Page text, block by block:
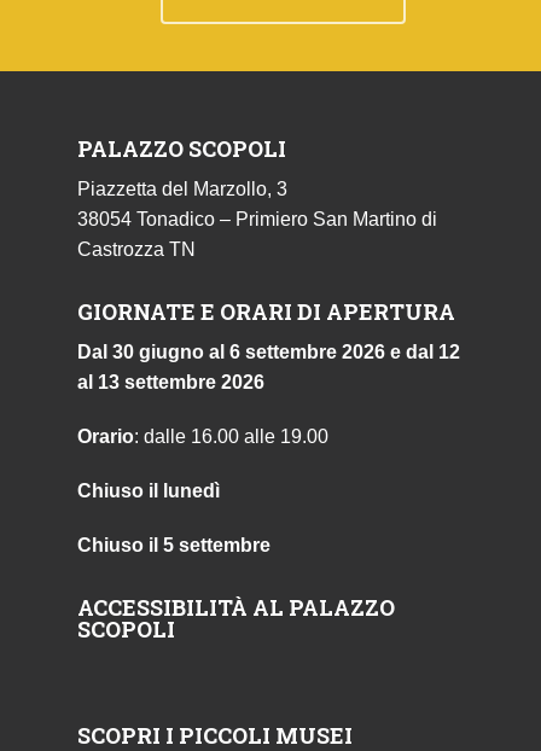
PALAZZO SCOPOLI
Piazzetta del Marzollo, 3
38054 Tonadico – Primiero San Martino di
Castrozza TN
GIORNATE E ORARI DI APERTURA
Dal 30 giugno al 6 settembre 2026 e dal 12
al 13 settembre 2026
Orario: dalle 16.00 alle 19.00
Chiuso il lunedì
Chiuso il 5 settembre
ACCESSIBILITÀ AL PALAZZO
SCOPOLI
SCOPRI I PICCOLI MUSEI